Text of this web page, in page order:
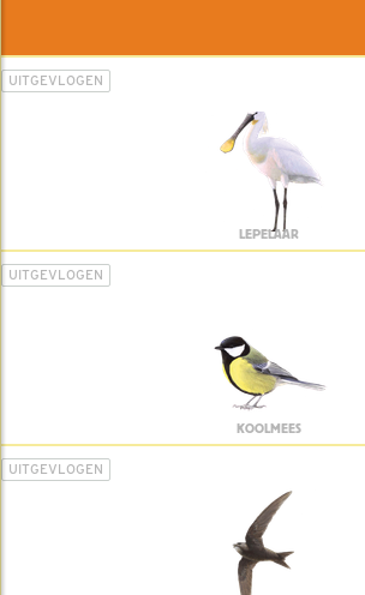
UITGEVLOGEN
LEPELAAR
UITGEVLOGEN
KOOLMEES
UITGEVLOGEN